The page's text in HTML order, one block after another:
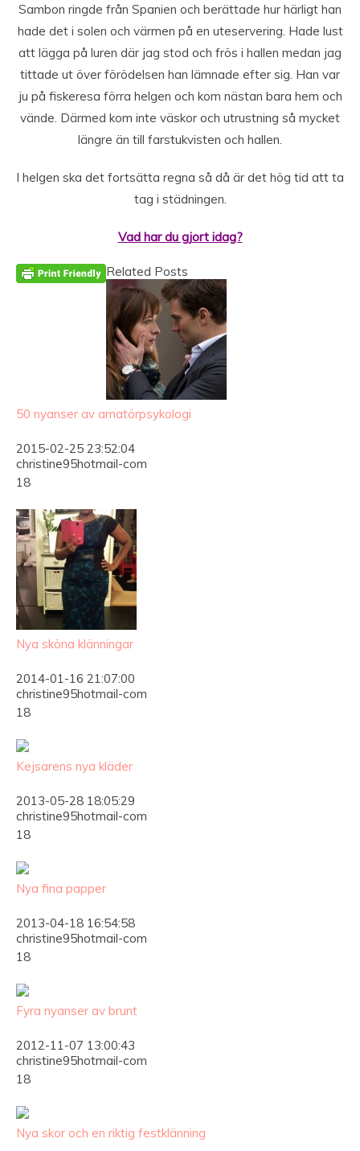
Sambon ringde från Spanien och berättade hur härligt han
hade det i solen och värmen på en uteservering. Hade lust
att lägga på luren där jag stod och frös i hallen medan jag
tittade ut över förödelsen han lämnade efter sig. Han var
ju på fiskeresa förra helgen och kom nästan bara hem och
vände. Därmed kom inte väskor och utrustning så mycket
längre än till farstukvisten och hallen.
I helgen ska det fortsätta regna så då är det hög tid att ta
tag i städningen.
Vad har du gjort idag?
Related Posts
50 nyanser av amatörpsykologi
2015-02-25 23:52:04
christine95hotmail-com
18
Nya sköna klänningar
2014-01-16 21:07:00
christine95hotmail-com
18
Kejsarens nya kläder
2013-05-28 18:05:29
christine95hotmail-com
18
Nya fina papper
2013-04-18 16:54:58
christine95hotmail-com
18
Fyra nyanser av brunt
2012-11-07 13:00:43
christine95hotmail-com
18
Nya skor och en riktig festklänning